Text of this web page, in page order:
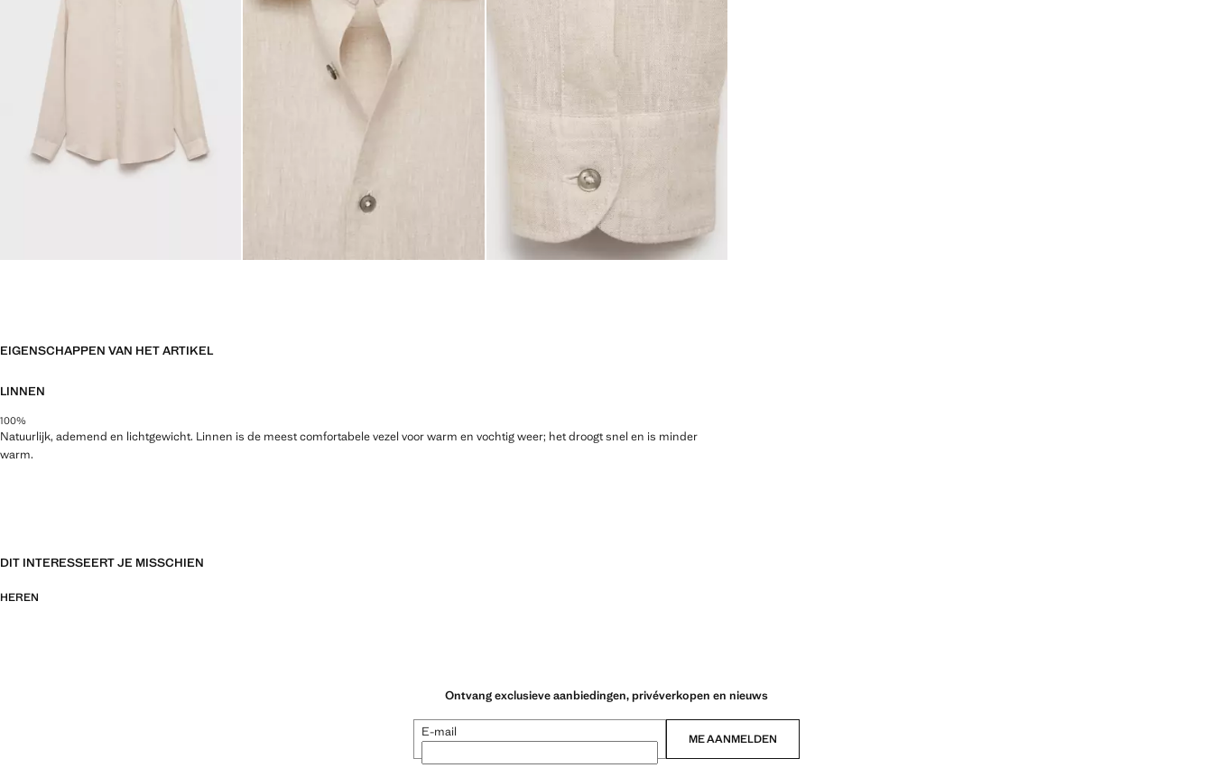
EIGENSCHAPPEN VAN HET ARTIKEL
LINNEN
100%
Natuurlijk, ademend en lichtgewicht. Linnen is de meest comfortabele vezel voor warm en vochtig weer; het droogt snel en is minder
warm.
DIT INTERESSEERT JE MISSCHIEN
HEREN
Ontvang exclusieve aanbiedingen, privéverkopen en nieuws
E-mail ME AANMELDEN